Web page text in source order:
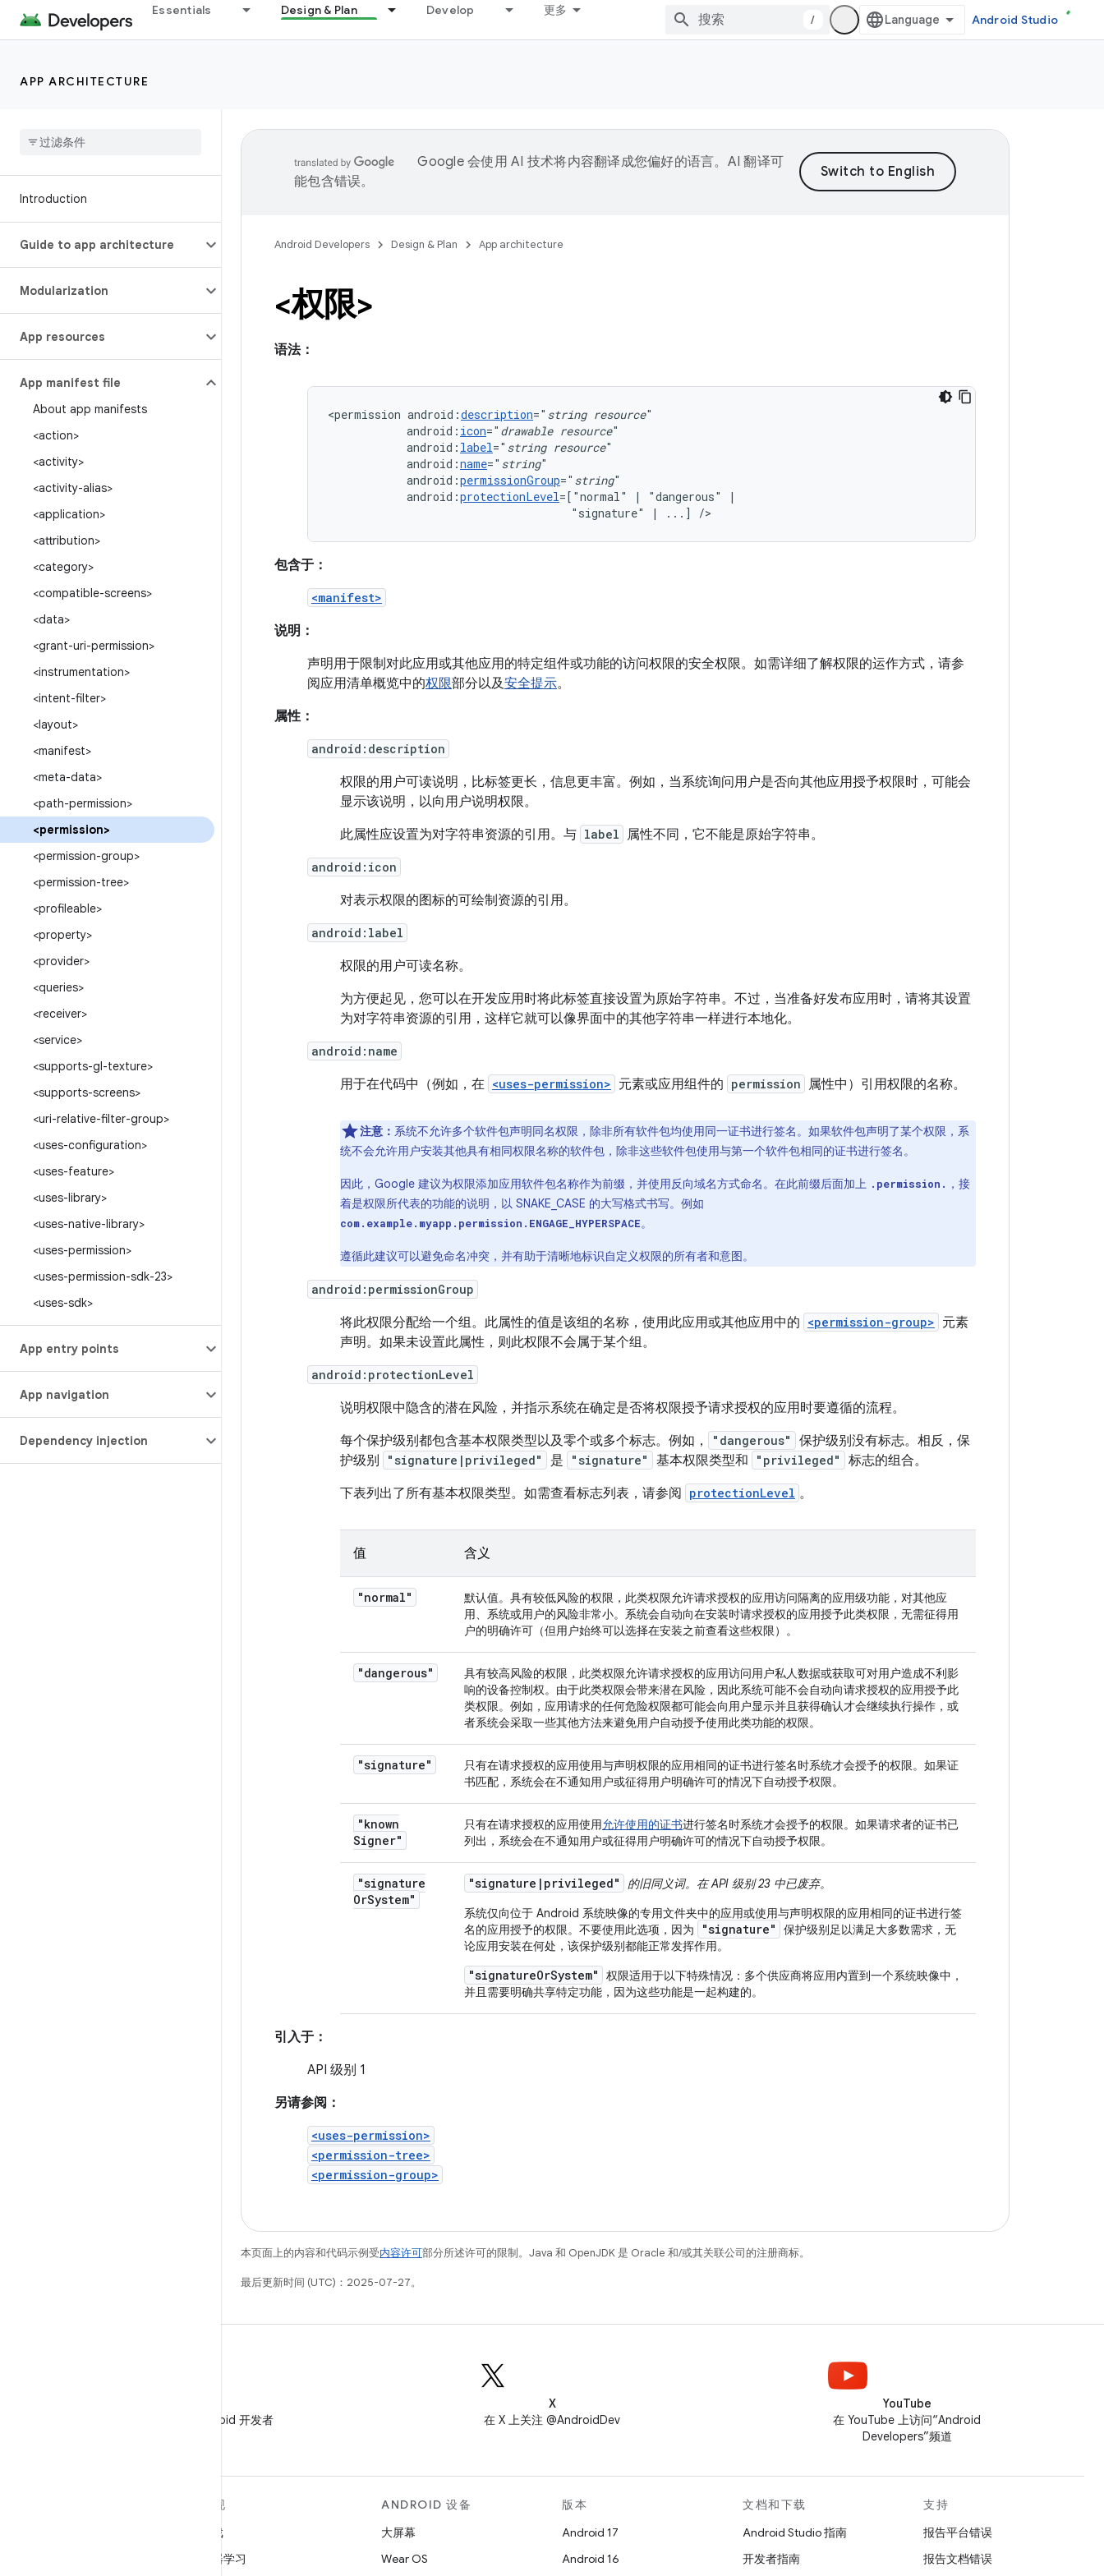
Essentials Design & Plan Develop 更多
/ Android Studio
APP ARCHITECTURE
Introduction
Guide to app architecture
Modularization
App resources
App manifest file
About app manifests
<action>
<activity>
<activity-alias>
<application>
<attribution>
<category>
<compatible-screens>
<data>
<grant-uri-permission>
<instrumentation>
<intent-filter>
<layout>
<manifest>
<meta-data>
<path-permission>
<permission>
<permission-group>
<permission-tree>
<profileable>
<property>
<provider>
<queries>
<receiver>
<service>
<supports-gl-texture>
<supports-screens>
<uri-relative-filter-group>
<uses-configuration>
<uses-feature>
<uses-library>
<uses-native-library>
<uses-permission>
<uses-permission-sdk-23>
<uses-sdk>
App entry points
App navigation
Dependency injection
Google 会使用 AI 技术将内容翻译成您偏好的语言。AI 翻译可
能包含错误。
Android Developers Design & Plan App architecture
<权限>
语法：
<permission android:description=" string resource
android: icon=" drawable resource
android: label=" string resource
android:name=" string
android:permissionGroup=" string
android:protectionLevel=["normal" | "dangerous"
"signature"
| ...] />
包含于：
<manifest>
说明：
声明用于限制对此应用或其他应用的特定组件或功能的访问权限的安全权限。如需详细了解权限的运作方式，请参
阅应用清单概览中的权限部分以及安全提示。
属性：
android:description
权限的用户可读说明，比标签更长，信息更丰富。例如，当系统询问用户是否向其他应用授予权限时，可能会
显示该说明，以向用户说明权限。
此属性应设置为对字符串资源的引用。与 label 属性不同，它不能是原始字符串。
android:icon
对表示权限的图标的可绘制资源的引用。
android:label
权限的用户可读名称。
为方便起见，您可以在开发应用时将此标签直接设置为原始字符串。不过，当准备好发布应用时，请将其设置
为对字符串资源的引用，这样它就可以像界面中的其他字符串一样进行本地化。
android:name
用于在代码中（例如，在 <uses-permission> 元素或应用组件的 permission 属性中）引用权限的名称。
注意： 系统不允许多个软件包声明同名权限，除非所有软件包均使用同一证书进行签名。如果软件包声明了某个权限，系
统不会允许用户安装其他具有相同权限名称的软件包，除非这些软件包使用与第一个软件包相同的证书进行签名。
因此，Google 建议为权限添加应用软件包名称作为前缀，并使用反向域名方式命名。在此前缀后面加上 .permission. ，接
着是权限所代表的功能的说明，以 SNAKE_CASE 的大写格式书写。例如
com.example.myapp.permission.ENGAGE_HYPERSPACE。
遵循此建议可以避免命名冲突，并有助于清晰地标识自定义权限的所有者和意图。
android:permissionGroup
将此权限分配给一个组。此属性的值是该组的名称，使用此应用或其他应用中的 <permission-group> 元素
声明。如果未设置此属性，则此权限不会属于某个组。
android:protectionLevel
说明权限中隐含的潜在风险，并指示系统在确定是否将权限授予请求授权的应用时要遵循的流程。
每个保护级别都包含基本权限类型以及零个或多个标志。例如，
"dangerous"
保护级别没有标志。相反，保
护级别
"signature|privileged" 是 "signature" 基本权限类型和 "privileged"
标志的组合。
下表列出了所有基本权限类型。如需查看标志列表，请参阅
protectionLevel 。
值 含义
"normal"
默认值。具有较低风险的权限，此类权限允许请求授权的应用访问隔离的应用级功能，对其他应
用、系统或用户的风险非常小。系统会自动向在安装时请求授权的应用授予此类权限，无需征得用
户的明确许可（但用户始终可以选择在安装之前查看这些权限）。
"dangerous"
具有较高风险的权限，此类权限允许请求授权的应用访问用户私人数据或获取可对用户造成不利影
响的设备控制权。由于此类权限会带来潜在风险，因此系统可能不会自动向请求授权的应用授予此
类权限。例如，应用请求的任何危险权限都可能会向用户显示并且获得确认才会继续执行操作，或
者系统会采取一些其他方法来避免用户自动授予使用此类功能的权限。
"signature"
只有在请求授权的应用使用与声明权限的应用相同的证书进行签名时系统才会授予的权限。如果证
书匹配，系统会在不通知用户或征得用户明确许可的情况下自动授予权限。
"known
Signer"
只有在请求授权的应用使用允许使用的证书进行签名时系统才会授予的权限。如果请求者的证书已
列出，系统会在不通知用户或征得用户明确许可的情况下自动授予权限。
"signature
OrSystem"
"signature|privileged"
的旧同义词。在 API 级别 23 中已废弃。
系统仅向位于 Android 系统映像的专用文件夹中的应用或使用与声明权限的应用相同的证书进行签
名的应用授予的权限。 不要使用此选项，因为 "signature"
保护级别足以满足大多数需求，无
论应用安装在何处，该保护级别都能正常发挥作用。
"signatureOrSystem"
权限适用于以下特殊情况：多个供应商将应用内置到一个系统映像中，
并且需要明确共享特定功能，因为这些功能是一起构建的。
引入于：
API 级别 1
另请参阅：
<uses-permission>
<permission-tree>
<permission-group>
本页面上的内容和代码示例受内容许可部分所述许可的限制。Java 和 OpenJDK 是 Oracle 和/或其关联公司的注册商标。
最后更新时间 (UTC)：2025-07-27。
在微信中关注 Android 开发者
X
在 X 上关注 @AndroidDev
YouTube
在 YouTube 上访问“Android
Developers”频道
发现
游戏
机器学习
ANDROID 设备
大屏幕
Wear OS
版本
Android 17
Android 16
文档和下载
Android Studio 指南
开发者指南
支持
报告平台错误
报告文档错误